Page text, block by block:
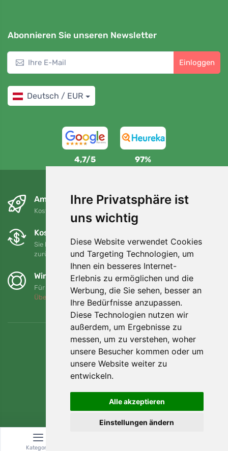
Ihre Privatsphäre ist
uns wichtig
Diese Website verwendet Cookies
und Targeting Technologien, um
Ihnen ein besseres Internet-
Erlebnis zu ermöglichen und die
Werbung, die Sie sehen, besser an
Ihre Bedürfnisse anzupassen.
Diese Technologien nutzen wir
außerdem, um Ergebnisse zu
messen, um zu verstehen, woher
unsere Besucher kommen oder um
unsere Website weiter zu
entwickeln.
Alle akzeptieren
Einstellungen ändern
Abonnieren Sie unseren Newsletter
Einloggen
Deutsch / EUR
4,7/5 97%
Am nächsten Tag und kostenlos
Kostenloser Versand für Bestellungen über 80 EUR
Kostenloser Umtausch und Rückgabe
Sie können Ihre Bestellung jederzeit innerhalb von 90 Tagen
zurückgeben oder umtauschen.
Wir unterstützen Trees.org
Für jede Bestellung pflanzen wir einen Baum! Mehr lesen
Über uns
Kategorie